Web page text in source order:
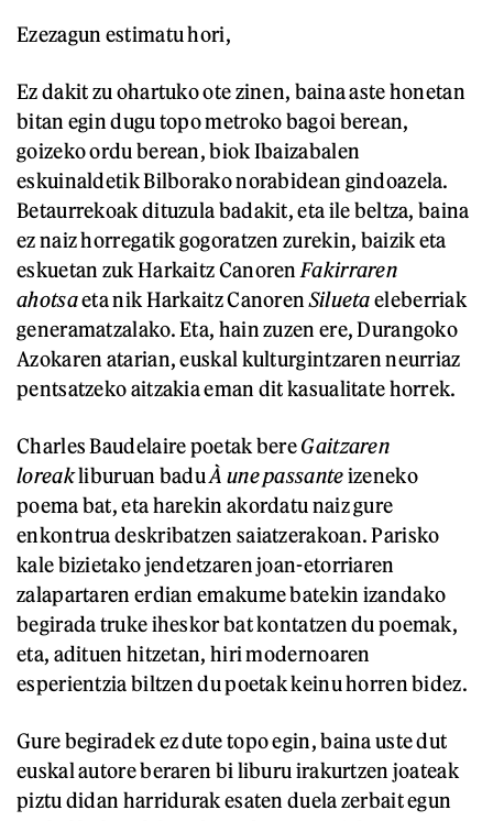
Ezezagun estimatu hori,
Ez dakit zu ohartuko ote zinen, baina aste honetan
bitan egin dugu topo metroko bagoi berean,
goizeko ordu berean, biok Ibaizabalen
eskuinaldetik Bilborako norabidean gindoazela.
Betaurrekoak dituzula badakit, eta ile beltza, baina
ez naiz horregatik gogoratzen zurekin, baizik eta
eskuetan zuk Harkaitz Canoren Fakirraren
ahotsaeta nik Harkaitz CanorenSiluetaeleberriak
generamatzalako. Eta, hain zuzen ere, Durangoko
Azokaren atarian, euskal kulturgintzaren neurriaz
pentsatzeko aitzakia eman dit kasualitate horrek.
Charles Baudelaire poetak bereGaitzaren
loreakliburuan baduÀ une passanteizeneko
poema bat, eta harekin akordatu naiz gure
enkontrua deskribatzen saiatzerakoan. Parisko
kale bizietako jendetzaren joan-etorriaren
zalapartaren erdian emakume batekin izandako
begirada truke iheskor bat kontatzen du poemak,
eta, adituen hitzetan, hiri modernoaren
esperientzia biltzen du poetak keinu horren bidez.
Gure begiradek ez dute topo egin, baina uste dut
euskal autore beraren bi liburu irakurtzen joateak
piztu didan harridurak esaten duela zerbait egun